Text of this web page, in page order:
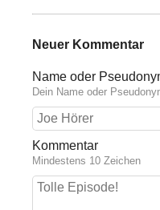
Neuer Kommentar
Name oder
Dein Name oder
Kommentar
Mindestens 10 Zeichen